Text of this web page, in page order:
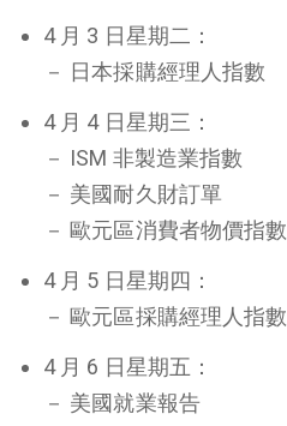
4 月 3 日星期二：
－ 日本採購經理人指數
4 月 4 日星期三：
－ ISM 非製造業指數
－ 美國耐久財訂單
－ 歐元區消費者物價指數
4 月 5 日星期四：
－ 歐元區採購經理人指數
4 月 6 日星期五：
－ 美國就業報告